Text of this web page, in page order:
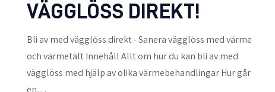
VÄGGLÖSS DIREKT!
Bli av med vägglöss direkt - Sanera vägglöss med värme
och värmetält Innehåll Allt om hur du kan bli av med
vägglöss med hjälp av olika värmebehandlingar Hur går
en…